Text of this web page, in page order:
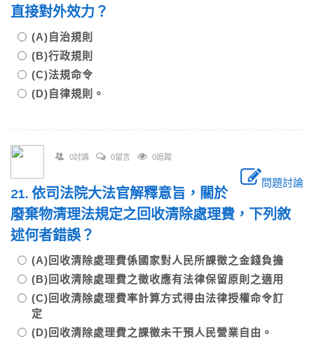
直接對外效力？
(A)自治規則
(B)行政規則
(C)法規命令
(D)自律規則。
0討論 0留言 0追蹤
問題討論
21. 依司法院大法官解釋意旨，關於
廢棄物清理法規定之回收清除處理費，下列敘
述何者錯誤？
(A)回收清除處理費係國家對人民所課徵之金錢負擔
(B)回收清除處理費之徵收應有法律保留原則之適用
(C)回收清除處理費率計算方式得由法律授權命令訂
定
(D)回收清除處理費之課徵未干預人民營業自由。